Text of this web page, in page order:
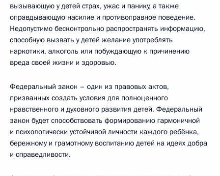
вызывающую у детей страх, ужас и панику, а также
оправдывающую насилие и противоправное поведение.
Недопустимо бесконтрольно распространять информацию,
способную вызвать у детей желание употреблять
наркотики, алкоголь или побуждающую к причинению
вреда своей жизни и здоровью.
Федеральный закон – один из правовых актов,
призванных создать условия для полноценного
нравственного и духовного развития детей. Федеральный
закон будет способствовать формированию гармоничной
и психологически устойчивой личности каждого ребёнка,
бережному и грамотному воспитанию детей на идеях добра
и справедливости.